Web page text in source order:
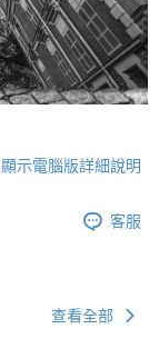
顯示電腦版詳細說明
客服
查看全部